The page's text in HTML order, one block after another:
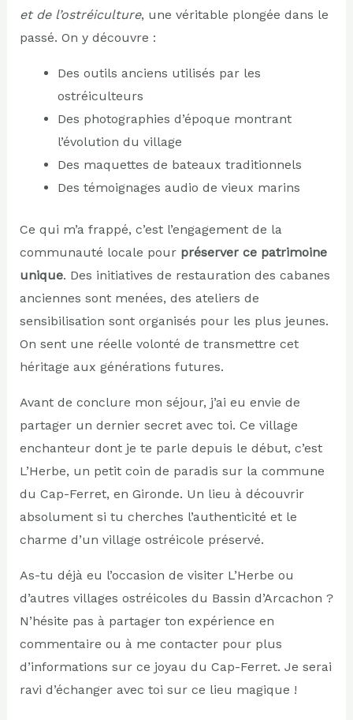
et de l’ostréiculture, une véritable plongée dans le
passé. On y découvre :
Des outils anciens utilisés par les
ostréiculteurs
Des photographies d’époque montrant
l’évolution du village
Des maquettes de bateaux traditionnels
Des témoignages audio de vieux marins
Ce qui m’a frappé, c’est l’engagement de la
communauté locale pour préserver ce patrimoine
unique. Des initiatives de restauration des cabanes
anciennes sont menées, des ateliers de
sensibilisation sont organisés pour les plus jeunes.
On sent une réelle volonté de transmettre cet
héritage aux générations futures.
Avant de conclure mon séjour, j’ai eu envie de
partager un dernier secret avec toi. Ce village
enchanteur dont je te parle depuis le début, c’est
L’Herbe, un petit coin de paradis sur la commune
du Cap-Ferret, en Gironde. Un lieu à découvrir
absolument si tu cherches l’authenticité et le
charme d’un village ostréicole préservé.
As-tu déjà eu l’occasion de visiter L’Herbe ou
d’autres villages ostréicoles du Bassin d’Arcachon ?
N’hésite pas à partager ton expérience en
commentaire ou à me contacter pour plus
d’informations sur ce joyau du Cap-Ferret. Je serai
ravi d’échanger avec toi sur ce lieu magique !